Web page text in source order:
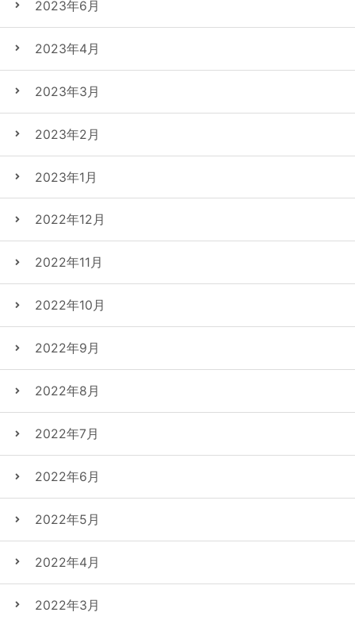
2023年6月
2023年4月
2023年3月
2023年2月
2023年1月
2022年12月
2022年11月
2022年10月
2022年9月
2022年8月
2022年7月
2022年6月
2022年5月
2022年4月
2022年3月